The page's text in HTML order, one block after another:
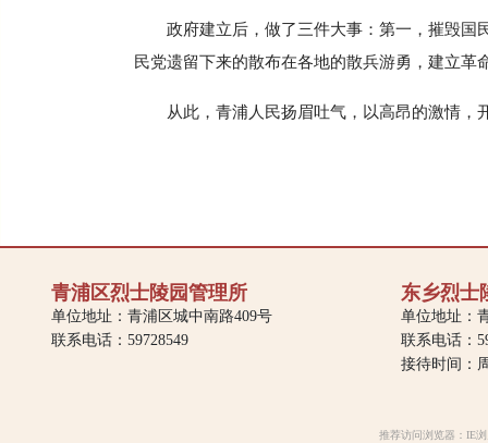
政府建立后，做了三件大事：第一，摧毁国
民党遗留下来的散布在各地的散兵游勇，建立革
从此，青浦人民扬眉吐气，以高昂的激情，
青浦区烈士陵园管理所
单位地址：青浦区城中南路409号
联系电话：59728549
东乡烈士
单位地址：
联系电话：
接待时间：
推荐访问浏览器：IE